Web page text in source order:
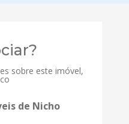
sobre este imóvel,
de Nicho